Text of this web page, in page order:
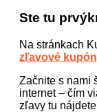
Ste tu
Na stránkach
zľavové
Začnite s nami
internet – čím
zľavy tu